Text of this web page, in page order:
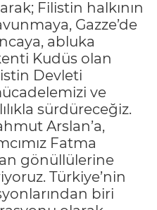
Filistin halkının
Gazze’de
abluka
Kudüs olan
Devleti
ve
sürdüreceğiz.
Arslan’a,
Fatma
gönüllülerine
Türkiye’nin
biri